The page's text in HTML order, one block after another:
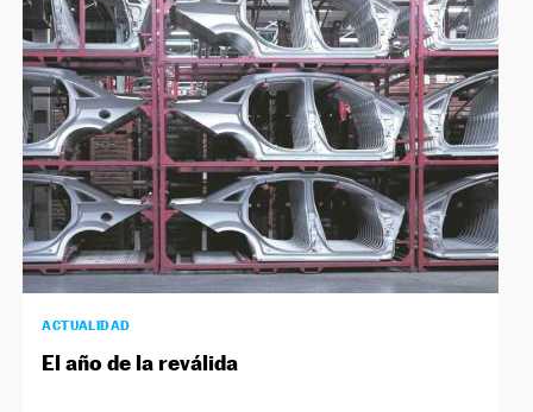
NEWSLETTER
SÍGUENOS
ACTUALIDAD
El año de la reválida